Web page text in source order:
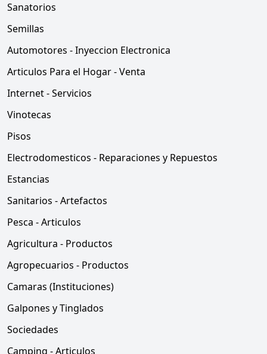
Sanatorios
Semillas
Automotores - Inyeccion Electronica
Articulos Para el Hogar - Venta
Internet - Servicios
Vinotecas
Pisos
Electrodomesticos - Reparaciones y Repuestos
Estancias
Sanitarios - Artefactos
Pesca - Articulos
Agricultura - Productos
Agropecuarios - Productos
Camaras (Instituciones)
Galpones y Tinglados
Sociedades
Camping - Articulos